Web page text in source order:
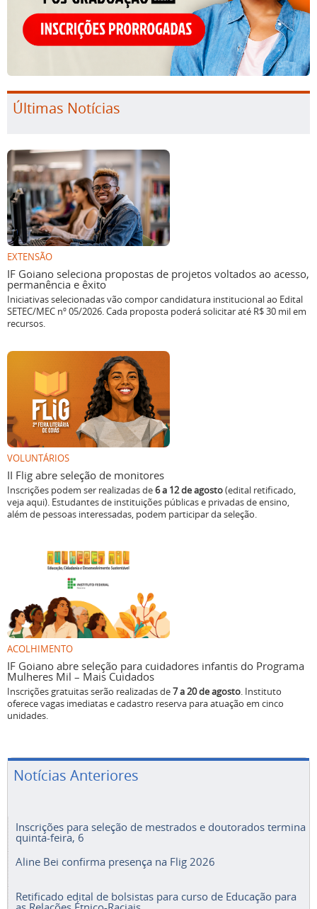
Últimas Notícias
EXTENSÃO
IF Goiano seleciona propostas de projetos voltados ao acesso,
permanência e êxito
Iniciativas selecionadas vão compor candidatura institucional ao Edital
SETEC/MEC nº 05/2026. Cada proposta poderá solicitar até R$ 30 mil em
recursos.
VOLUNTÁRIOS
II Flig abre seleção de monitores
Inscrições podem ser realizadas de6 a 12 de agosto(edital retificado,
veja aqui). Estudantes de instituições públicas e privadas de ensino,
além de pessoas interessadas, podem participar da seleção.
ACOLHIMENTO
IF Goiano abre seleção para cuidadores infantis do Programa
Mulheres Mil – Mais Cuidados
Inscrições gratuitas serão realizadas de7 a 20 de agosto. Instituto
oferece vagas imediatas e cadastro reserva para atuação em cinco
unidades.
Notícias Anteriores
Inscrições para seleção de mestrados e doutorados termina
quinta-feira, 6
Aline Bei confirma presença na Flig 2026
Retificado edital de bolsistas para curso de Educação para